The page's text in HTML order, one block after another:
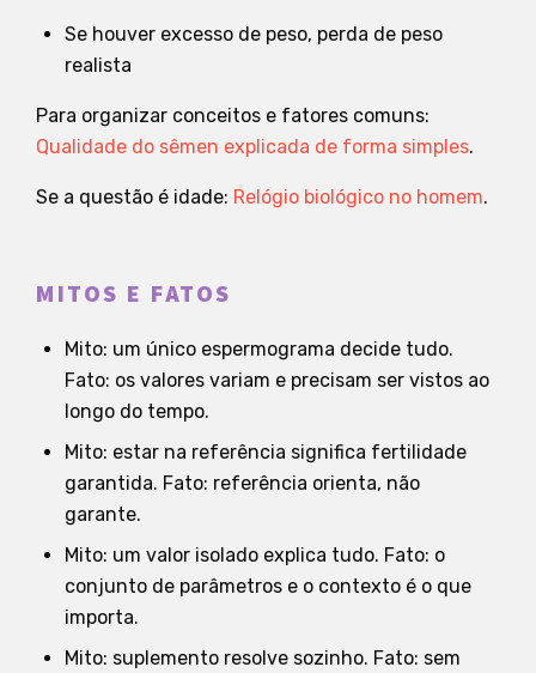
Se houver excesso de peso, perda de peso
realista
Para organizar conceitos e fatores comuns:
Qualidade do sêmen explicada de forma simples.
Se a questão é idade: Relógio biológico no homem.
MITOS E FATOS
Mito: um único espermograma decide tudo.
Fato: os valores variam e precisam ser vistos ao
longo do tempo.
Mito: estar na referência significa fertilidade
garantida. Fato: referência orienta, não
garante.
Mito: um valor isolado explica tudo. Fato: o
conjunto de parâmetros e o contexto é o que
importa.
Mito: suplemento resolve sozinho. Fato: sem